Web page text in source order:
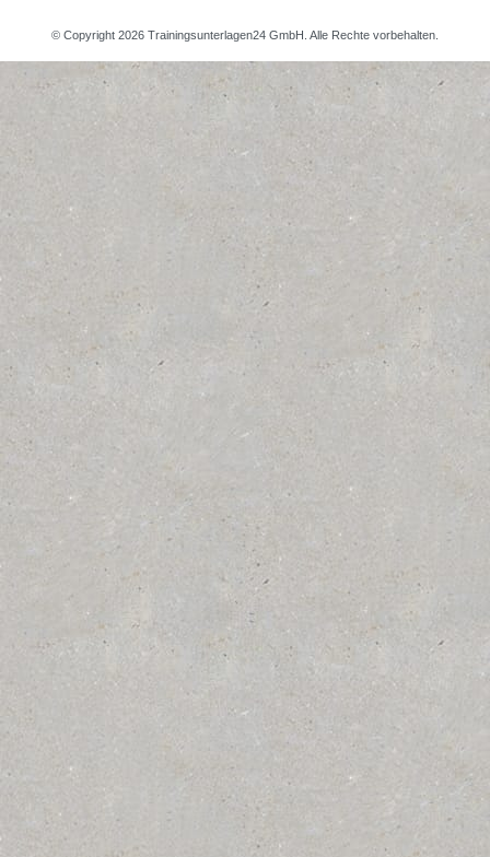
© Copyright 2026 Trainingsunterlagen24 GmbH. Alle Rechte vorbehalten.